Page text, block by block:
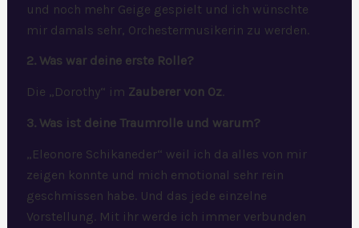
und noch mehr Geige gespielt und ich wünschte
mir damals sehr, Orchestermusikerin zu werden.
2. Was war deine erste Rolle?
Die „Dorothy“ im Zauberer von Oz.
3. Was ist deine Traumrolle und warum?
„Eleonore Schikaneder“ weil ich da alles von mir
zeigen konnte und mich emotional sehr rein
geschmissen habe. Und das jede einzelne
Vorstellung. Mit ihr werde ich immer verbunden